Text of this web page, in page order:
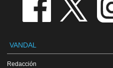
VANDAL
Redacción